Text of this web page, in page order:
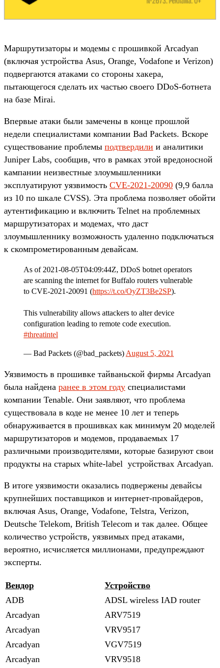
Маршрутизаторы и модемы с прошивкой Arcadyan
(включая устройства Asus, Orange, Vodafone и Verizon)
подвергаются атаками со стороны хакера,
пытающегося сделать их частью своего DDoS-ботнета
на базе Mirai.
Впервые атаки были замечены в конце прошлой
недели специалистами компании Bad Packets. Вскоре
существование проблемы подтвердили и аналитики
Juniper Labs, сообщив, что в рамках этой вредоносной
кампании неизвестные злоумышленники
эксплуатируют уязвимость CVE-2021-20090 (9,9 балла
из 10 по шкале CVSS). Эта проблема позволяет обойти
аутентификацию и включить Telnet на проблемных
маршрутизаторах и модемах, что даст
злоумышленнику возможность удаленно подключаться
к скомпрометированным девайсам.
As of 2021-08-05T04:09:44Z, DDoS botnet operators
are scanning the internet for Buffalo routers vulnerable
to CVE-2021-20091 (https://t.co/OyZT3Be2SP).
This vulnerability allows attackers to alter device
configuration leading to remote code execution.
#threatintel
— Bad Packets (@bad_packets) August 5, 2021
Уязвимость в прошивке тайваньской фирмы Arcadyan
была найдена ранее в этом году специалистами
компании Tenable. Они заявляют, что проблема
существовала в коде не менее 10 лет и теперь
обнаруживается в прошивках как минимум 20 моделей
маршрутизаторов и модемов, продаваемых 17
различными производителями, которые базируют свои
продукты на старых white-label устройствах Arcadyan.
В итоге уязвимости оказались подвержены девайсы
крупнейших поставщиков и интернет-провайдеров,
включая Asus, Orange, Vodafone, Telstra, Verizon,
Deutsche Telekom, British Telecom и так далее. Общее
количество устройств, уязвимых пред атаками,
вероятно, исчисляется миллионами, предупреждают
эксперты.
Вендор
Устройство
ADB
ADSL wireless IAD router
Arcadyan
ARV7519
Arcadyan
VRV9517
Arcadyan
VGV7519
Arcadyan
VRV9518